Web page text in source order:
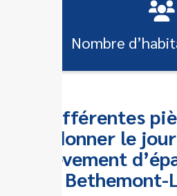
Nombre
Différentes
donner le
enlèvement
Bethemont-